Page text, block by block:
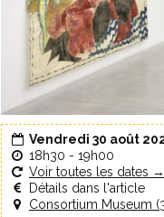
Vendredi 30 août
18h30 - 19h00
Voir toutes les dates →
Détails dans l'article
Consortium Museum